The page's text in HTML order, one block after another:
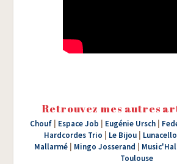
Retrouvez mes autres
Chouf| Espace Job Eugénie Ursch|
Hardcordes Trio
Le Bijou| Lunacello
Mallarmé
Mingo Josserand
Toulouse